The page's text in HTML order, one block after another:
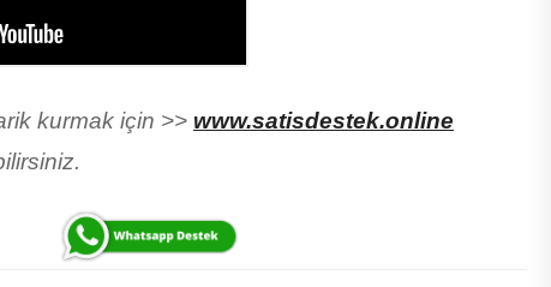
kurmak için >> www.satisdestek.online